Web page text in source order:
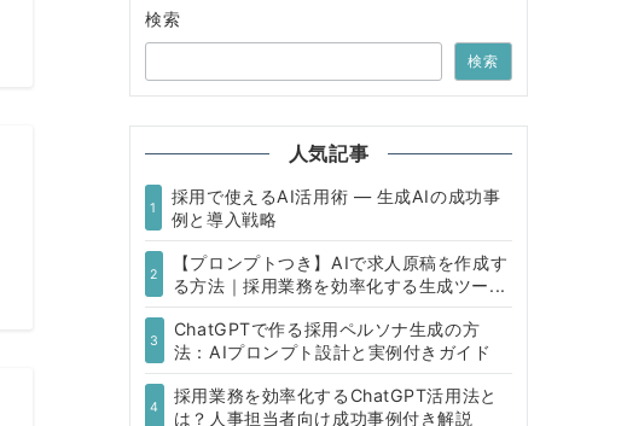
検索
検索
人気記事
1
採用で使えるAI活用術 — 生成AIの成功事
例と導入戦略
2
【プロンプトつき】AIで求人原稿を作成す
る方法｜採用業務を効率化する生成ツー...
3
ChatGPTで作る採用ペルソナ生成の方
法：AIプロンプト設計と実例付きガイド
4
採用業務を効率化するChatGPT活用法と
は？人事担当者向け成功事例付き解説